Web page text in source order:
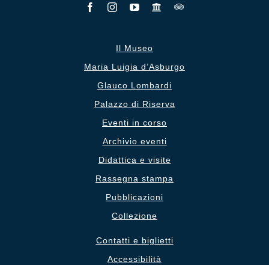
Il Museo
Maria Luigia d’Asburgo
Glauco Lombardi
Palazzo di Riserva
Eventi in corso
Archivio eventi
Didattica e visite
Rassegna stampa
Pubblicazioni
Collezione
Contatti e biglietti
Accessibilità